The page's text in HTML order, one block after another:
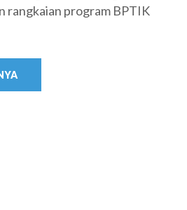
rangkaian program BPTIK